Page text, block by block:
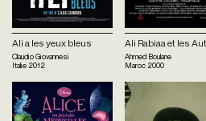
Ali a les yeux bleus
Claudio Giovannesi
Italie 2012
Ali Rabiaa et les
Ahmed Boulane
Maroc 2000